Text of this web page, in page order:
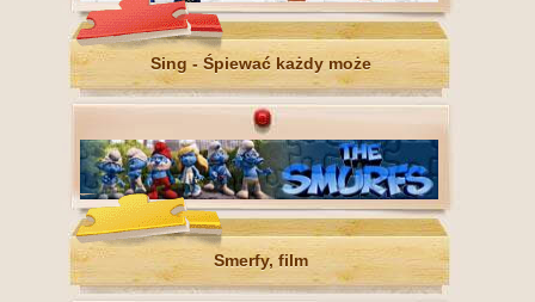
Sing - Śpiewać każdy może
Smerfy, film